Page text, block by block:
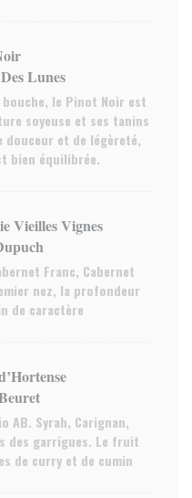
Lunes
bouche, le Pinot Noir est
soyeuse et ses tanins
et de légèreté,
bien équilibrée.
Vieilles Vignes
Franc, Cabernet
nez, la profondeur
de caractère
AB. Syrah, Carignan,
des garrigues. Le fruit
de curry et de cumin